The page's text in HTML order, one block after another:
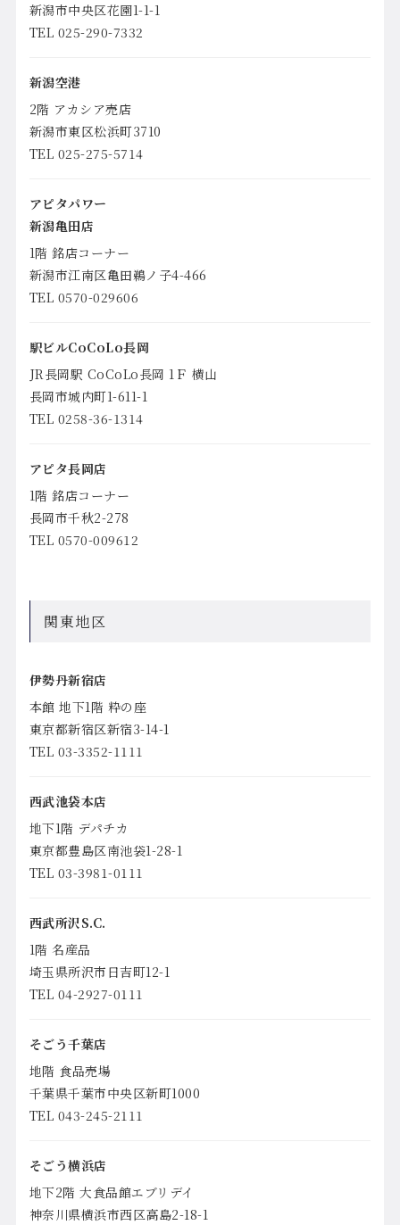
新潟市中央区花園1-1-1
TEL 025-290-7332
新潟空港
2階 アカシア売店
新潟市東区松浜町3710
TEL 025-275-5714
アピタパワー
新潟亀田店
1階 銘店コーナー
新潟市江南区亀田鵜ノ子4-466
TEL 0570-029606
駅ビルCoCoLo長岡
JR長岡駅 CoCoLo長岡 1Ｆ 横山
長岡市城内町1-611-1
TEL 0258-36-1314
アピタ長岡店
1階 銘店コーナー
長岡市千秋2-278
TEL 0570-009612
関東地区
伊勢丹新宿店
本館 地下1階 粋の座
東京都新宿区新宿3-14-1
TEL 03-3352-1111
西武池袋本店
地下1階 デパチカ
東京都豊島区南池袋1-28-1
TEL 03-3981-0111
西武所沢S.C.
1階 名産品
埼玉県所沢市日吉町12-1
TEL 04-2927-0111
そごう千葉店
地階 食品売場
千葉県千葉市中央区新町1000
TEL 043-245-2111
そごう横浜店
地下2階 大食品館エブリデイ
神奈川県横浜市西区高島2-18-1